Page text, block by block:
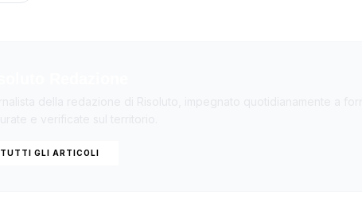
TUTTI GLI ARTICOLI